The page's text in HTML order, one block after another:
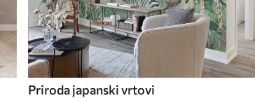
Priroda japanski vrtovi